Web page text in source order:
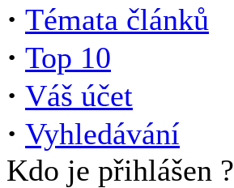
· Témata článků
· Top 10
· Váš účet
· Vyhledávání
Kdo je přihlášen ?